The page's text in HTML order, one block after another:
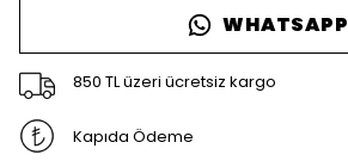
WHATSAPP
850 TL üzeri ücretsiz kargo
Kapıda Ödeme